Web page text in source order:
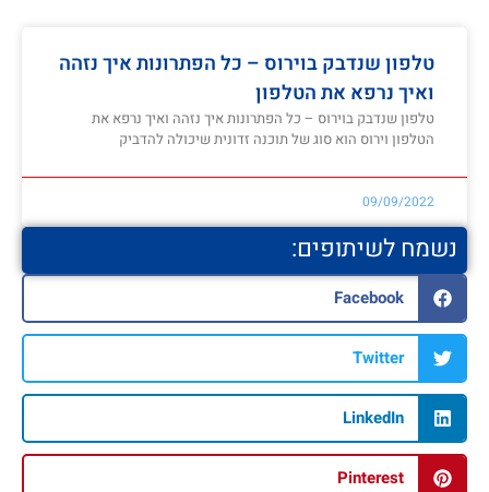
טלפון שנדבק בוירוס – כל הפתרונות איך נזהה
ואיך נרפא את הטלפון
טלפון שנדבק בוירוס – כל הפתרונות איך נזהה ואיך נרפא את
הטלפון וירוס הוא סוג של תוכנה זדונית שיכולה להדביק
09/09/2022
נשמח לשיתופים:
Facebook
Twitter
LinkedIn
Pinterest